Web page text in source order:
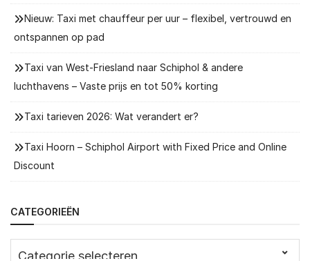
Nieuw: Taxi met chauffeur per uur – flexibel, vertrouwd en
ontspannen op pad
Taxi van West-Friesland naar Schiphol & andere
luchthavens – Vaste prijs en tot 50% korting
Taxi tarieven 2026: Wat verandert er?
Taxi Hoorn – Schiphol Airport with Fixed Price and Online
Discount
CATEGORIEËN